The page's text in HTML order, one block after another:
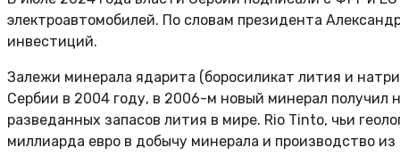
электроавтомобилей. По словам президента
инвестиций.
Залежи минерала ядарита (боросиликат лития и
Сербии в 2004 году, в 2006-м новый минерал получил
разведанных запасов лития в мире. Rio Tinto, чьи
миллиарда евро в добычу минерала и производство из